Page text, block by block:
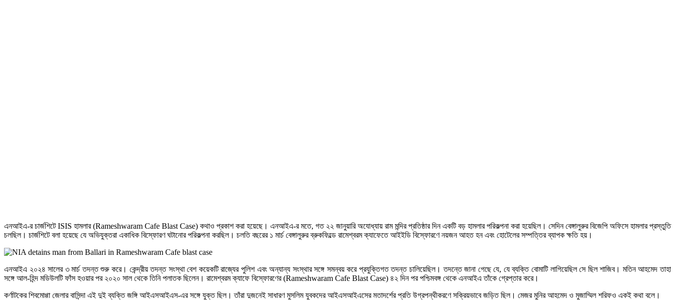
এনআইএ-র চার্জশিটে ISIS হামলার (Rameshwaram Cafe Blast Case) কথাও প্রকাশ করা হয়েছে। এনআইএ-র মতে, গত ২২ জানুয়ারি অযোধ্যায় রাম মন্দির প্রতিষ্ঠার দিন একটি বড় হামলার পরিকল্পনা করা হয়েছিল। সেদিন বেঙ্গালুরুর বিজেপি অফিসে হামলার প্রস্তুতি
চলছিল। চার্জশিটে বলা হয়েছে যে অভিযুক্তরা একাধিক বিস্ফোরণ ঘটানোর পরিকল্পনা করছিল। চলতি বছরের ১ মার্চ বেঙ্গালুরুর ব্রুকফিল্ডে রামেশ্বরম ক্যাফেতে আইইডি বিস্ফোরণে নয়জন আহত হন এবং হোটেলের সম্পত্তির ব্যাপক ক্ষতি হয়।
এনআইএ ২০২৪ সালের ৩ মার্চ তদন্ত শুরু করে। কেন্দ্রীয় তদন্ত সংস্থা বেশ কয়েকটি রাজ্যের পুলিশ এবং অন্যান্য সংস্থার সঙ্গে সমন্বয় করে প্রযুক্তিগত তদন্ত চালিয়েছিল। তদন্তে জানা গেছে যে, যে ব্যক্তি বোমাটি লাগিয়েছিল সে ছিল শাজিব। মতিন আহমেদ তাহা
সঙ্গে আল-হিন্দ মডিউলটি ফাঁস হওয়ার পর ২০২০ সাল থেকে তিনি পলাতক ছিলেন। রামেশ্বরম ক্যাফে বিস্ফোরণের (Rameshwaram Cafe Blast Case) ৪২ দিন পর পশ্চিমবঙ্গ থেকে এনআইএ তাঁকে গ্রেপ্তার করে।
কর্ণাটকের শিবমোগ্গা জেলার বাসিন্দা এই দুই ব্যক্তি জঙ্গি আইএসআইএস-এর সঙ্গে যুক্ত ছিল। তাঁরা দুজনেই সাধারণ মুসলিম যুবকদের আইএসআইএসের মতাদর্শের প্রতি উগ্রপন্থীকরণে সক্রিয়ভাবে জড়িত ছিল। মেজর মুনির আহমেদ ও মুজাম্মিল শরিফও একই কথা বলে।